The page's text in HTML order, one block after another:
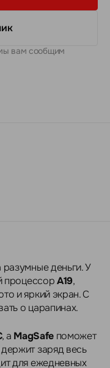
вам сообщим
деньги. У
процессорA19,
и яркий экран. С
о царапинах.
, а MagSafeпоможет
заряд весь
для ежедневных